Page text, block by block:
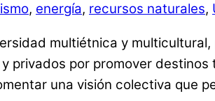
, energía, recursos naturales,
multiétnica y
privados por promover
una visión colectiva que